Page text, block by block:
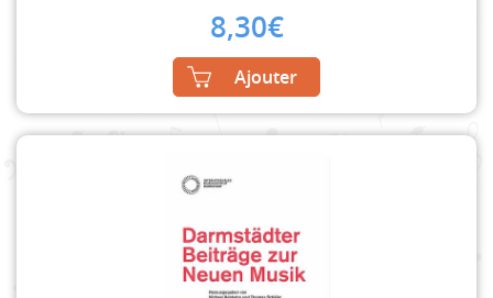
8,30€
Ajouter